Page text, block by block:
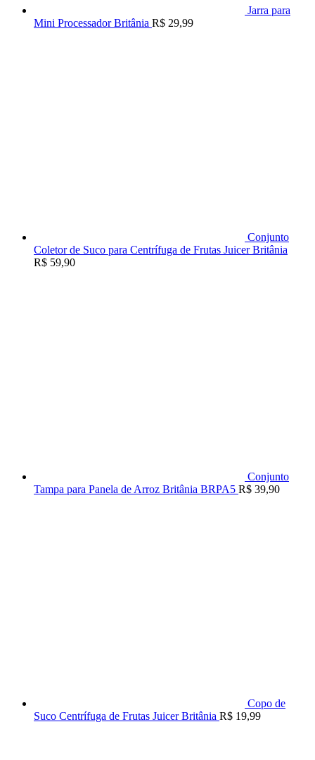
Jarra para
Mini Processador Britânia R$ 29,99
Conjunto
Coletor de Suco para Centrífuga de Frutas Juicer Britânia
R$ 59,90
Conjunto
Tampa para Panela de Arroz Britânia BRPA5 R$ 39,90
Copo de
Suco Centrífuga de Frutas Juicer Britânia R$ 19,99